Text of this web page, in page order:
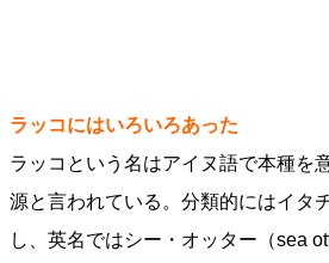
ラッコにはいろいろあった
ラッコという名はアイヌ語で本種を
源と言われている。分類的にはイタ
し、英名ではシー・オッター（sea